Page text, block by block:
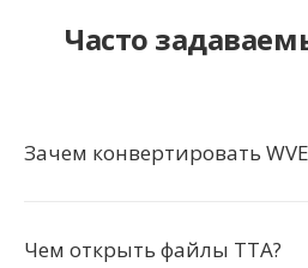
Часто
Зачем конвертировать
Чем открыть файлы TTA?